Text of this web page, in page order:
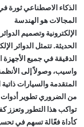
الذكاء الاصطناعي ثورة
المجالات هو الهندسة
الإلكترونية وتصميم
الحديثة. تتمثل الدوائر
الدقيقة في جميع الأجهزة
واسيب، وصولاً إلى
المتقدمة والسيارات
من الضروري تطوير
تواكب هذا التطور وتعزز
كأداة فعّالة تسهم في